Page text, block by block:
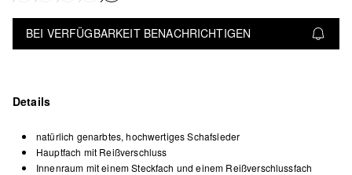
BEI VERFÜGBARKEIT BENACHRICHTIGEN
Details
natürlich genarbtes, hochwertiges Schafsleder
Hauptfach mit Reißverschluss
Innenraum mit einem Steckfach und einem Reißverschlussfach